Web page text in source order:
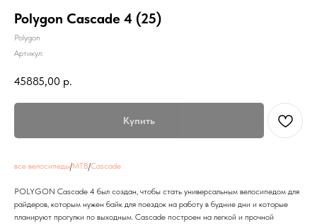
Polygon Cascade 4 (25)
Polygon
Артикул:
45885,00 р.
Купить
все велосипеды/MTB/Cascade
POLYGON Cascade 4 был создан, чтобы стать универсальным велосипедом для
райдеров, которым нужен байк для поездок на работу в будние дни и которые
планируют прогулки по выходным. Cascade построен на легкой и прочной